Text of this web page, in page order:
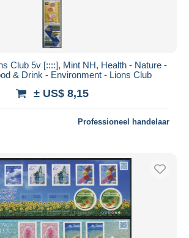
Club 5v [::::], Mint NH, Health - Nature -
& Drink - Environment - Lions Club
± US$ 8,15
Professioneel handelaar